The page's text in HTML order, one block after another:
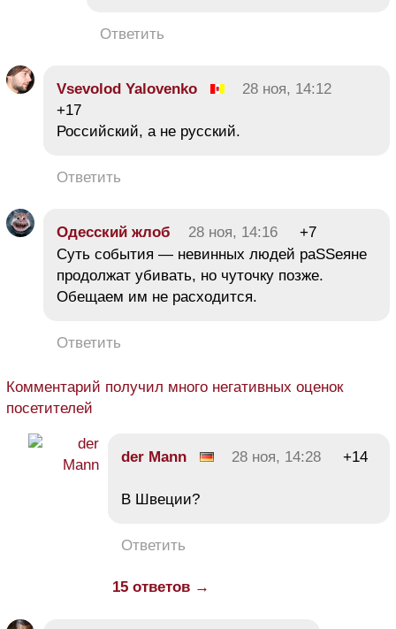
Ответить
Vsevolod Yalovenko
28 ноя, 14:12
+17
Российский, а не русский.
Ответить
Одесский жлоб 28 ноя, 14:16
+7
Суть события — невинных людей раSSеяне
продолжат убивать, но чуточку позже.
Обещаем им не расходится.
Ответить
Комментарий получил много негативных оценок
посетителей
der Mann 28 ноя, 14:28 +14
В Швеции?
Ответить
15 ответов →